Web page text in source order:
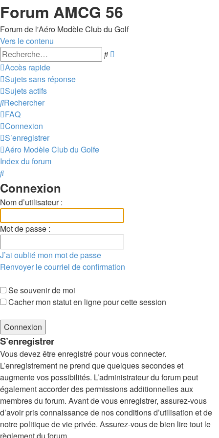
Forum AMCG 56
Forum de l'Aéro Modèle Club du Golf
Vers le contenu
Rechercher
Accès rapide
Sujets sans réponse
Sujets actifs
Rechercher
FAQ
Connexion
S’enregistrer
Aéro Modèle Club du Golfe
Index du forum
Rechercher
Connexion
Nom d’utilisateur :
Mot de passe :
J’ai oublié mon mot de passe
Renvoyer le courriel de confirmation
Se souvenir de moi
Cacher mon statut en ligne pour cette session
S’enregistrer
Vous devez être enregistré pour vous connecter.
L’enregistrement ne prend que quelques secondes et
augmente vos possibilités. L’administrateur du forum peut
également accorder des permissions additionnelles aux
membres du forum. Avant de vous enregistrer, assurez-vous
d’avoir pris connaissance de nos conditions d’utilisation et de
notre politique de vie privée. Assurez-vous de bien lire tout le